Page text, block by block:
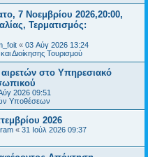
7 Νοεμβρίου 2026,20:00,
Τερματισμός:
« 03 Αύγ 2026 13:24
Διοίκησης Τουρισμού
στο Υπηρεσιακό
2026 09:51
Υποθέσεων
2026
« 31 Ιούλ 2026 09:37